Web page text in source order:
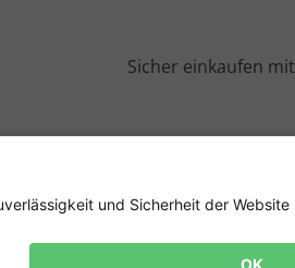
Sicher einkaufen mit